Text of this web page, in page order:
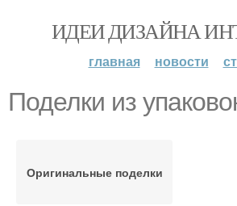
ИДЕИ ДИЗАЙНА
главная новости
Поделки из
Оригинальные поделки